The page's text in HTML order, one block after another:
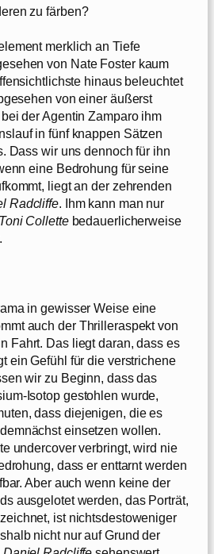
zu färben?
merklich an Tiefe
von Nate Foster kaum
hinaus beleuchtet
von einer äußerst
der Agentin Zamparo ihm
in fünf knappen Sätzen
Dass wir uns dennoch für ihn
eine Bedrohung für seine
liegt an der zehrenden
Radcliffe. Ihm kann man nur
Toni Collette bedauerlicherweise
in gewisser Weise eine
auch der Thrilleraspekt von
Fahrt. Das liegt daran, dass es
ein Gefühl für die verstrichene
wir zu Beginn, dass das
Isotop gestohlen wurde,
dass diejenigen, die es
einsetzen wollen.
undercover verbringt, wird nie
dass er enttarnt werden
Aber auch wenn keine der
ausgelotet werden, das Porträt,
zeichnet, ist nichtsdestoweniger
nicht nur auf Grund der